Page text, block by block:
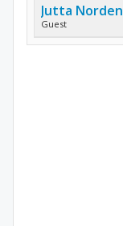
Jutta Norden
Guest